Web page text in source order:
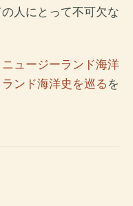
人にとって不可欠な
ニュージーランド海洋
ンド海洋史を巡る を